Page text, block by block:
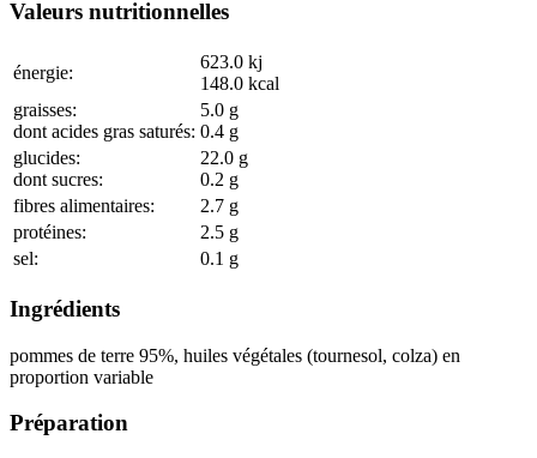
Valeurs nutritionnelles
énergie:
623.0 kj
148.0 kcal
graisses:
dont acides gras saturés:
5.0 g
0.4 g
glucides:
dont sucres:
22.0 g
0.2 g
fibres alimentaires:
2.7 g
protéines:
2.5 g
sel:
0.1 g
Ingrédients
pommes de terre 95%, huiles végétales (tournesol, colza) en
proportion variable
Préparation